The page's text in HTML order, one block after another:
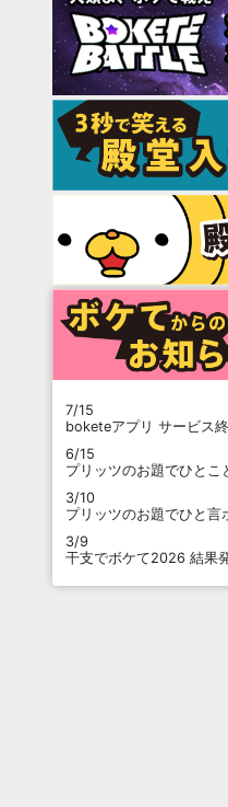
7/15
boketeアプリ サービス
6/15
プリッツのお題でひとこ
3/10
プリッツのお題でひと言
3/9
干支でボケて2026 結果